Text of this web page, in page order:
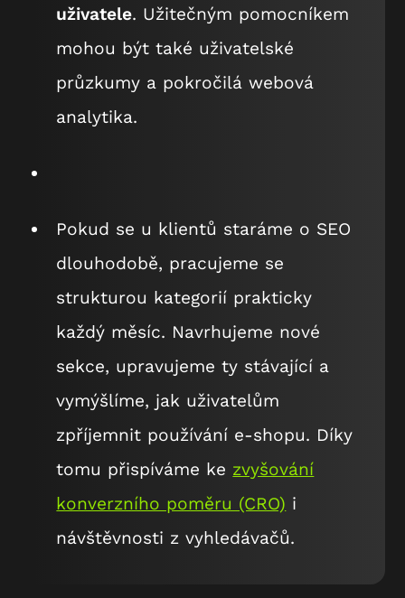
uživatele. Užitečným pomocníkem
mohou být také uživatelské
průzkumy a pokročilá webová
analytika.
Pokud se u klientů staráme o SEO
dlouhodobě, pracujeme se
strukturou kategorií prakticky
každý měsíc. Navrhujeme nové
sekce, upravujeme ty stávající a
vymýšlíme, jak uživatelům
zpříjemnit používání e-shopu. Díky
tomu přispíváme ke zvyšování
konverzního poměru (CRO) i
návštěvnosti z vyhledávačů.